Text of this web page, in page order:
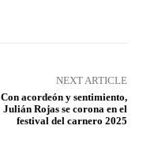
NEXT ARTICLE
Con acordeón y sentimiento,
Julián Rojas se corona en el
festival del carnero 2025